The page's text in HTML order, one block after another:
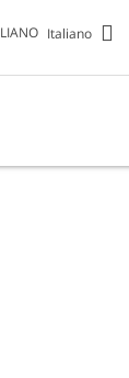
Italiano